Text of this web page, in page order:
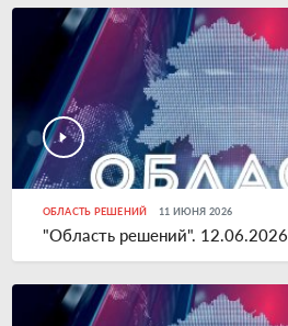
ОБЛАСТЬ РЕШЕНИЙ 11 ИЮНЯ 2026
"Область решений". 12.06.2026